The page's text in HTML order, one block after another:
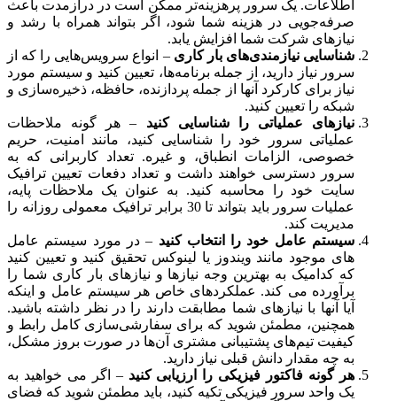
اطلاعات. یک سرور پرهزینه‌تر ممکن است در درازمدت باعث
صرفه‌جویی در هزینه شما شود، اگر بتواند همراه با رشد و
نیازهای شرکت شما افزایش یابد.
شناسایی نیازمندی‌های بار کاری – انواع سرویس‌هایی را که از
سرور نیاز دارید، از جمله برنامه‌ها، تعیین کنید و سیستم مورد
نیاز برای کارکرد آنها از جمله پردازنده، حافظه، ذخیره‌سازی و
شبکه را تعیین کنید.
نیازهای عملیاتی را شناسایی کنید – هر گونه ملاحظات
عملیاتی سرور خود را شناسایی کنید، مانند امنیت، حریم
خصوصی، الزامات انطباق، و غیره. تعداد کاربرانی که به
سرور دسترسی خواهند داشت و تعداد دفعات تعیین ترافیک
سایت خود را محاسبه کنید. به عنوان یک ملاحظات پایه،
عملیات سرور باید بتواند تا 30 برابر ترافیک معمولی روزانه را
مدیریت کند.
سیستم عامل خود را انتخاب کنید – در مورد سیستم عامل
های موجود مانند ویندوز یا لینوکس تحقیق کنید و تعیین کنید
که کدامیک به بهترین وجه نیازها و نیازهای بار کاری شما را
برآورده می کند. عملکردهای خاص هر سیستم عامل و اینکه
آیا آنها با نیازهای شما مطابقت دارند را در نظر داشته باشید.
همچنین، مطمئن شوید که برای سفارشی‌سازی کامل رابط و
کیفیت تیم‌های پشتیبانی مشتری آن‌ها در صورت بروز مشکل،
به چه مقدار دانش قبلی نیاز دارید.
هر گونه فاکتور فیزیکی را ارزیابی کنید – اگر می خواهید به
یک واحد سرور فیزیکی تکیه کنید، باید مطمئن شوید که فضای